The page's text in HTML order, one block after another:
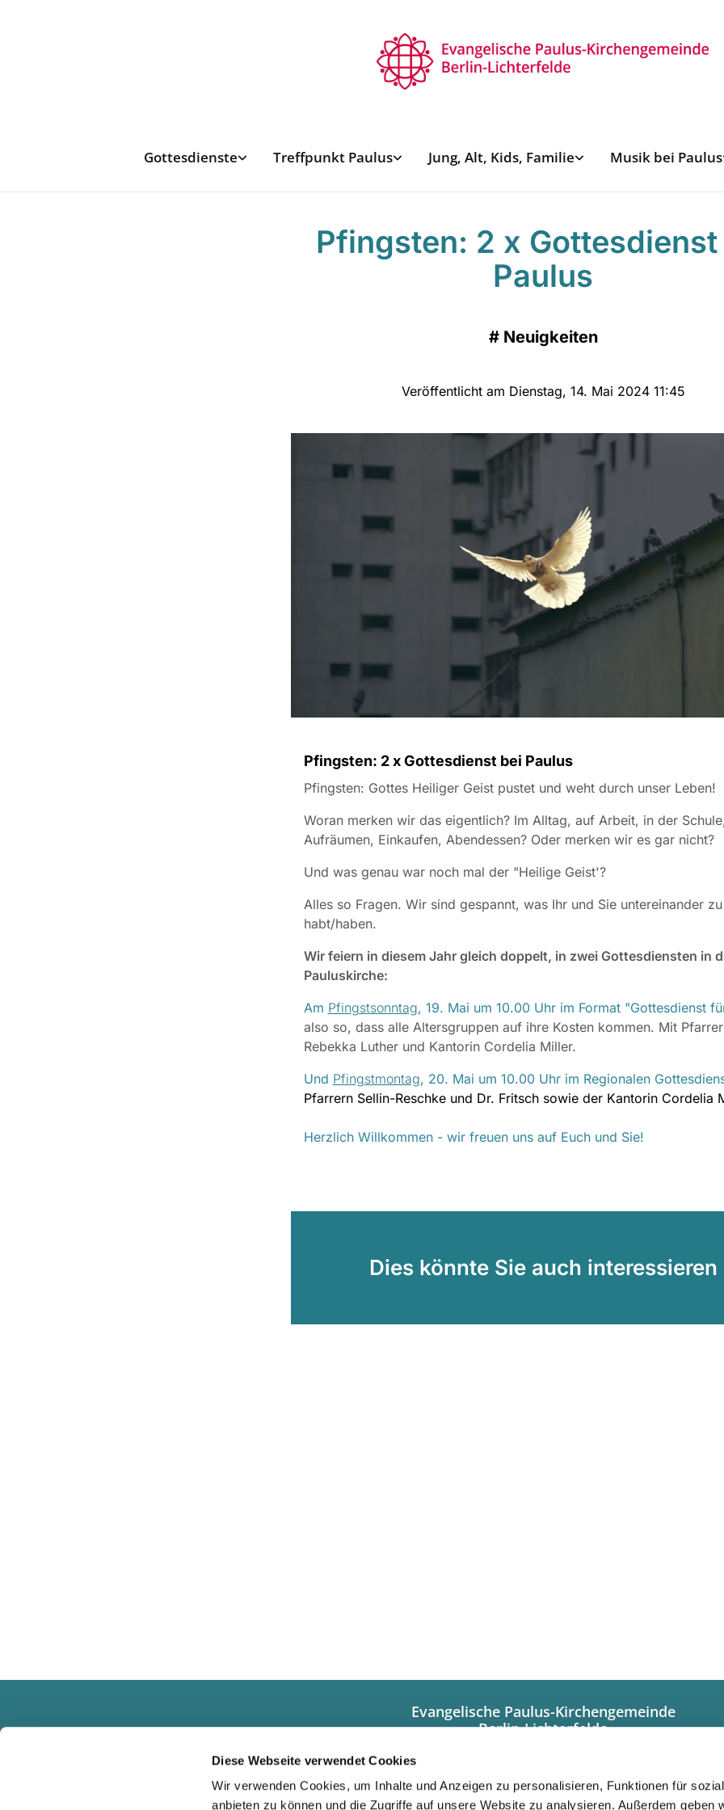
Diese Webseite verwendet Cookies
Wir verwenden Cookies, um Inhalte und Anzeigen zu personalisieren, Funktionen für
anbieten zu können und die Zugriffe auf unsere Website zu analysieren. Außerdem geben
Gottesdienste Treffpunkt Paulus Jung, Alt, Kids, Familie Musik bei Paulus
Pfingsten: 2 x Gottesdienst
Paulus
# Neuigkeiten
Veröffentlicht am Dienstag, 14. Mai 2024 11:45
Pfingsten: 2 x Gottesdienst bei Paulus
Pfingsten: Gottes Heiliger Geist pustet und weht durch unser Leben!
Woran merken wir das eigentlich? Im Alltag, auf Arbeit, in der
Aufräumen, Einkaufen, Abendessen? Oder merken wir es gar nicht?
Und was genau war noch mal der "Heilige Geist'?
Alles so Fragen. Wir sind gespannt, was Ihr und Sie untereinander
habt/haben.
Wir feiern in diesem Jahr gleich doppelt, in zwei Gottesdiensten in
Pauluskirche:
Am Pfingstsonntag, 19. Mai um 10.00 Uhr im Format "Gottesdienst
also so, dass alle Altersgruppen auf ihre Kosten kommen. Mit
Rebekka Luther und Kantorin Cordelia Miller.
Und Pfingstmontag, 20. Mai um 10.00 Uhr im Regionalen
Pfarrern Sellin-Reschke und Dr. Fritsch sowie der Kantorin Cordelia
Herzlich Willkommen - wir freuen uns auf Euch und Sie!
Dies könnte Sie auch interessieren
Evangelische Paulus-Kirchengemeinde
Berlin-Lichterfelde
+49308449320
info@paulus-lichterfelde.de